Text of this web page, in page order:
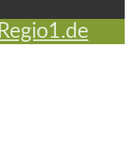
Regio1.de